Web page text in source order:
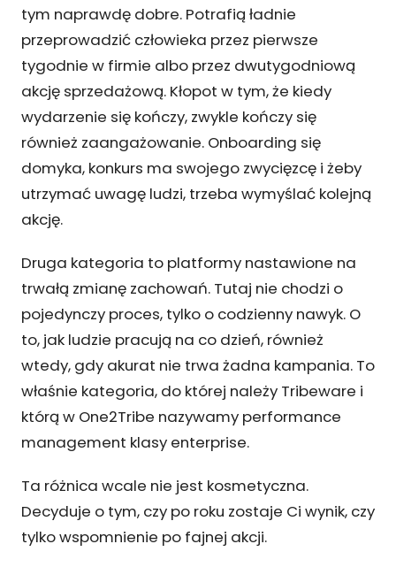
tym naprawdę dobre. Potrafią ładnie
przeprowadzić człowieka przez pierwsze
tygodnie w firmie albo przez dwutygodniową
akcję sprzedażową. Kłopot w tym, że kiedy
wydarzenie się kończy, zwykle kończy się
również zaangażowanie. Onboarding się
domyka, konkurs ma swojego zwycięzcę i żeby
utrzymać uwagę ludzi, trzeba wymyślać kolejną
akcję.
Druga kategoria to platformy nastawione na
trwałą zmianę zachowań. Tutaj nie chodzi o
pojedynczy proces, tylko o codzienny nawyk. O
to, jak ludzie pracują na co dzień, również
wtedy, gdy akurat nie trwa żadna kampania. To
właśnie kategoria, do której należy Tribeware i
którą w One2Tribe nazywamy performance
management klasy enterprise.
Ta różnica wcale nie jest kosmetyczna.
Decyduje o tym, czy po roku zostaje Ci wynik, czy
tylko wspomnienie po fajnej akcji.